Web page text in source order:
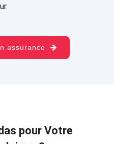
assurance
pour Votre